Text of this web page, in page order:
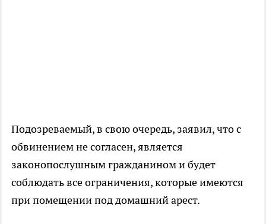
Подозреваемый, в свою очередь, заявил, что с
обвинением не согласен, является
законопослушным гражданином и будет
соблюдать все ограничения, которые имеются
при помещении под домашний арест.